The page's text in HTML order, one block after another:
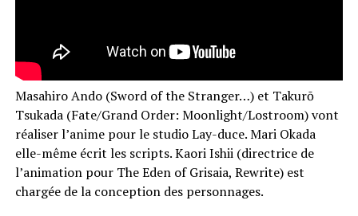
Masahiro Ando (Sword of the Stranger…) et Takurō
Tsukada (Fate/Grand Order: Moonlight/Lostroom) vont
réaliser l’anime pour le studio Lay-duce. Mari Okada
elle-même écrit les scripts. Kaori Ishii (directrice de
l’animation pour The Eden of Grisaia, Rewrite) est
chargée de la conception des personnages.